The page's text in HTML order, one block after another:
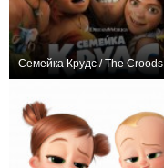
Семейка Крудс / The Croods